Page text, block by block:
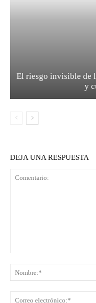
El riesgo invisible de
y
DEJA UNA RESPUESTA